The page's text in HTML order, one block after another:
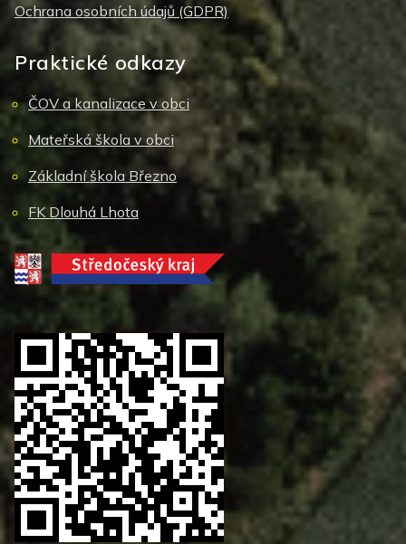
Ochrana osobních údajů (GDPR)
Praktické odkazy
ČOV a kanalizace v obci
Mateřská škola v obci
Základní škola Březno
FK Dlouhá Lhota